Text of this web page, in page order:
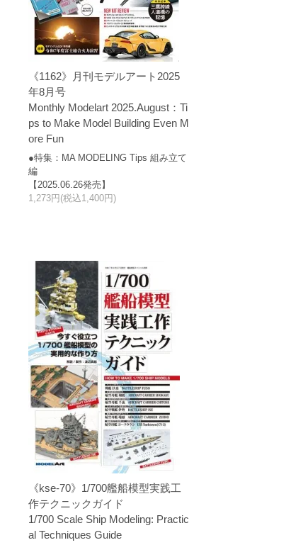
《1162》月刊モデルアート2025
年8月号
Monthly Modelart 2025.August：Ti
ps to Make Model Building Even M
ore Fun
●特集：MA MODELING Tips 組み立て
編
【2025.06.26発売】
1,273円(税込1,400円)
《kse-70》1/700艦船模型実践工
作テクニックガイド
1/700 Scale Ship Modeling: Practic
al Techniques Guide